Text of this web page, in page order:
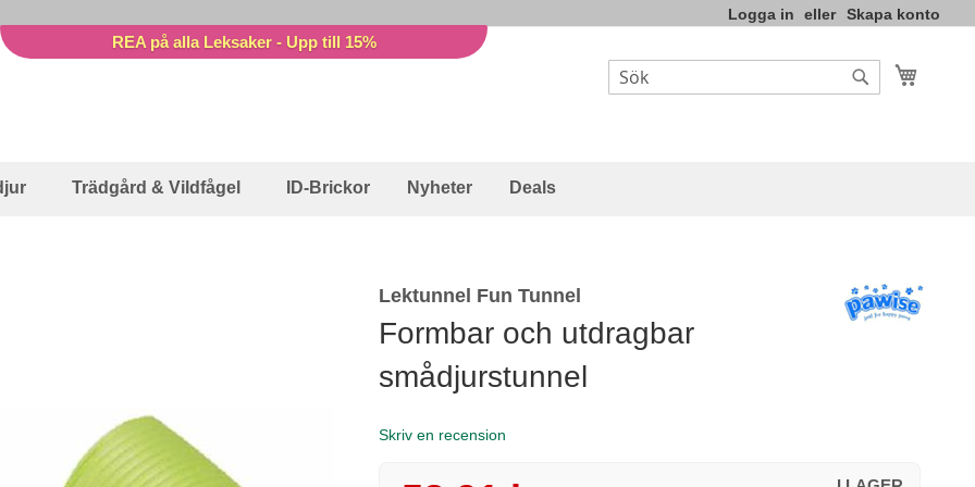
Logga in Skapa konto
REA på alla Leksaker - Upp till 15%
Sök
Trädgård & Vildfågel ID-Brickor Nyheter Deals
Lektunnel Fun Tunnel
Formbar och utdragbar
smådjurstunnel
Skriv en recension